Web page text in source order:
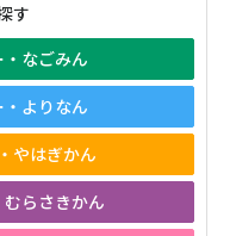
す
なごみん
よりなん
やはぎかん
らさきかん